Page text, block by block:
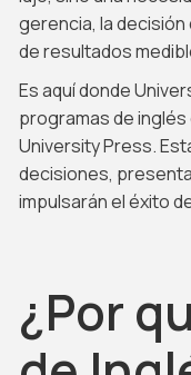
gerencia, la
de resultados
Es aquí donde
programas de
University Press.
decisiones,
impulsarán el éxito
¿Por